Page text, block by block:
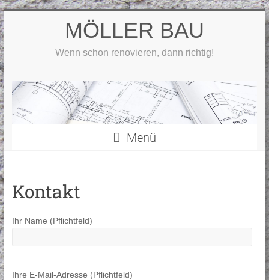
Zum
Inhalt
springen
MÖLLER BAU
Wenn schon renovieren, dann richtig!
Menü
Kontakt
Ihr Name (Pflichtfeld)
Ihre E-Mail-Adresse (Pflichtfeld)